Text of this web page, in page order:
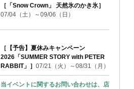
［「Snow Crown」 天然氷のかき氷］
07/04（土）～09/06（日）
［【予告】夏休みキャンペーン
2026「SUMMER STORY with PETER
RABBIT」］ 07/21（火）～08/31（月）
当イベントに関するお問い合わせは、店